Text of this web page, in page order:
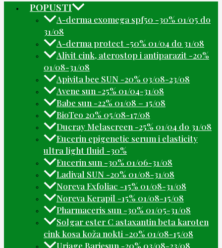
POPUSTI
A-derma exomega spf50 -30% 01/05 do
31/08
A-derma protect -50% 01/04 do 31/08
Alivit cink, aterostop i antiparazit -20%
01/08-31/08
Apivita bee SUN -20% 03/08-23/08
Avene sun -25% 01/04-31/08
Babe sun -22% 01/08 – 15/08
BioTeo 20% 05/08-17/08
Ducray Melascreen -25% 01/04 do 31/08
Eucerin epigenetic serum i elasticity
ultra light fluid -30%
Eucerin sun -30% 01/06-31/08
Ladival SUN -20% 01/08-31/08
Noreva Exfoliac -15% 01/08-31/08
Noreva Kerapil -15% 01/08-15/08
Pharmaceris sun -30% 01/05-31/08
Solgar ester C astaxantin beta karoten
cink kosa koža nokti -20% 01/08-15/08
Uriage Bariesun -20% 03/08-23/08